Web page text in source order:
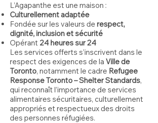
L’Agapanthe est une maison :
Culturellement adaptée
Fondée sur les valeurs de respect,
dignité, inclusion et sécurité
Opérant 24 heures sur 24
Les services offerts s’inscrivent dans le
respect des exigences de la Ville de
Toronto, notamment le cadre Refugee
Response Toronto – Shelter Standards,
qui reconnaît l’importance de services
alimentaires sécuritaires, culturellement
appropriés et respectueux des droits
des personnes réfugiées.